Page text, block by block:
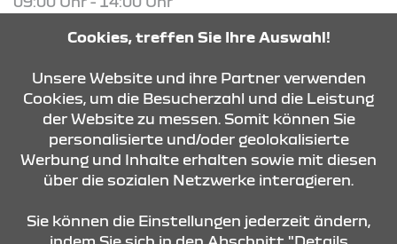
ÖFFNUNGSZEITEN
Cookies, treffen Sie Ihre Auswahl!
Unsere Website und ihre Partner verwenden
Cookies, um die Besucherzahl und die Leistung
der Website zu messen. Somit können Sie
personalisierte und/oder geolokalisierte
Werbung und Inhalte erhalten sowie mit diesen
über die sozialen Netzwerke interagieren.
Sie können die Einstellungen jederzeit ändern,